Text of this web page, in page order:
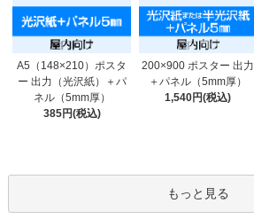
A5（148×210）ポスタ
ー 出力（光沢紙）＋パ
ネル（5mm厚）
385円(税込)
200×900 ポスター 出力
＋パネル（5mm厚）
1,540円(税込)
もっと見る